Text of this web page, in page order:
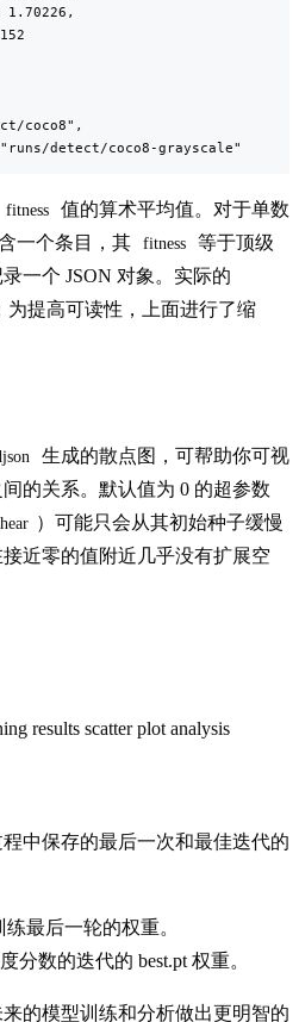
1.70226,
coco8",
detect/coco8-grayscale"
fitness
值的算术平均值。对于单数
一个条目，其 fitness 等于顶级
一个 JSON 对象。实际的
为提高可读性，上面进行了缩
生成的散点图，可帮助你可视
的关系。默认值为 0 的超参数
）可能只会从其初始种子缓慢
近零的值附近几乎没有扩展空
中保存的最后一次和最佳迭代的
练最后一轮的权重。
分数的迭代的 best.pt 权重。
的模型训练和分析做出更明智的